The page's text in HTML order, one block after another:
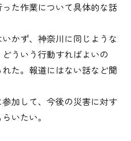
た作業について具体的な話
かず、神奈川に同じような
ういう行動すればよいの
た。報道にはない話など聞
加して、今後の災害に対す
いたい。